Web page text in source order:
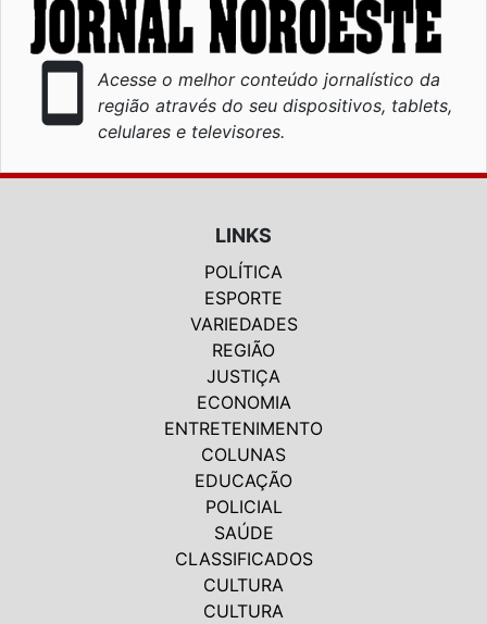
smartphone
Acesse o melhor conteúdo jornalístico da
região através do seu dispositivos, tablets,
celulares e televisores.
LINKS
POLÍTICA
ESPORTE
VARIEDADES
REGIÃO
JUSTIÇA
ECONOMIA
ENTRETENIMENTO
COLUNAS
EDUCAÇÃO
POLICIAL
SAÚDE
CLASSIFICADOS
CULTURA
CULTURA